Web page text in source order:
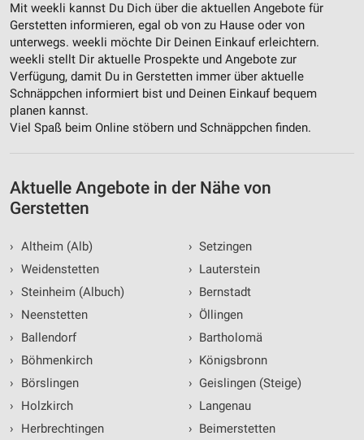
Mit weekli kannst Du Dich über die aktuellen Angebote für
Gerstetten informieren, egal ob von zu Hause oder von
unterwegs. weekli möchte Dir Deinen Einkauf erleichtern.
weekli stellt Dir aktuelle Prospekte und Angebote zur
Verfügung, damit Du in Gerstetten immer über aktuelle
Schnäppchen informiert bist und Deinen Einkauf bequem
planen kannst.
Viel Spaß beim Online stöbern und Schnäppchen finden.
Aktuelle Angebote in der Nähe von
Gerstetten
› Altheim (Alb)
› Weidenstetten
› Steinheim (Albuch)
›
Neenstetten
›
Ballendorf
›
Böhmenkirch
›
Börslingen
›
Holzkirch
›
Herbrechtingen
› Setzingen
› Lauterstein
› Bernstadt
› Öllingen
› Bartholomä
› Königsbronn
› Geislingen (Steige)
› Langenau
› Beimerstetten